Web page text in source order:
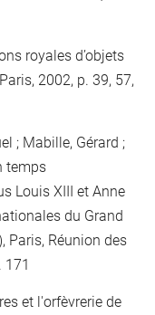
royales d’objets
2002, p. 39, 57,
; Mabille, Gérard ;
temps
Louis XIII et Anne
du Grand
Paris, Réunion des
171
et l'orfèvrerie de